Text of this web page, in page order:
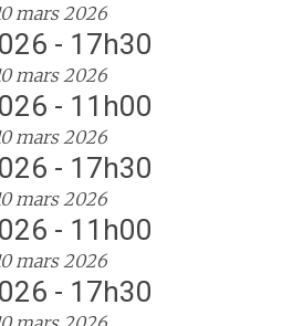
mars 2026
- 17h30
mars 2026
- 11h00
mars 2026
- 17h30
mars 2026
- 11h00
mars 2026
- 17h30